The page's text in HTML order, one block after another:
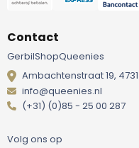
Contact
GerbilShopQueenies
Ambachtenstraat 19,
info@queenies.nl
(+31) (0)85 - 25 00 287
Volg ons op